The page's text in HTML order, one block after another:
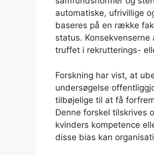
automatiske, ufrivillige
baseres på en række
status.
truffet i rekrutterings-
Forskning har vist, at
undersøgelse
tilbøjelige til at få
Denne forskel tilskrives
kvinders kompetence
disse bias kan